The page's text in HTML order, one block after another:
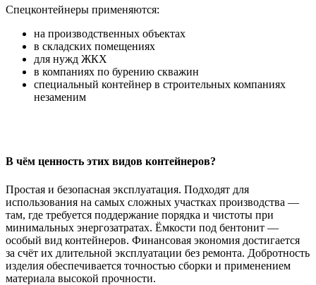
Спецконтейнеры применяются:
на производственных объектах
в складских помещениях
для нужд ЖКХ
в компаниях по бурению скважин
специальный контейнер в строительных компаниях
незаменим
В чём ценность этих видов контейнеров?
Простая и безопасная эксплуатация. Подходят для
использования на самых сложных участках производства —
там, где требуется поддержание порядка и чистоты при
минимальных энергозатратах. Ёмкости под бентонит —
особый вид контейнеров. Финансовая экономия достигается
за счёт их длительной эксплуатации без ремонта. Добротность
изделия обеспечивается точностью сборки и применением
материала высокой прочности.